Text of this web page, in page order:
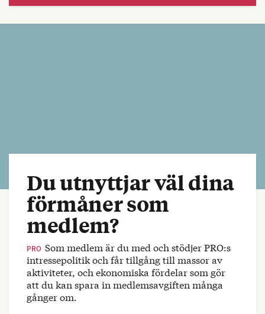
Du utnyttjar väl dina
förmåner som
medlem?
PRO Som medlem är du med och stödjer PRO:s
intressepolitik och får tillgång till massor av
aktiviteter, och ekonomiska fördelar som gör
att du kan spara in medlemsavgiften många
gånger om.